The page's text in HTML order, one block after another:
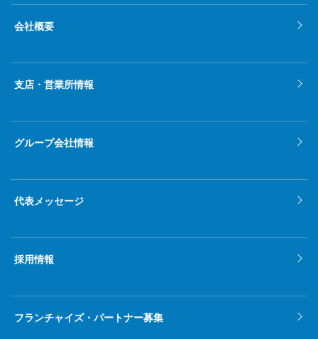
会社概要
支店・営業所情報
グループ会社情報
代表メッセージ
採用情報
フランチャイズ・パートナー募集